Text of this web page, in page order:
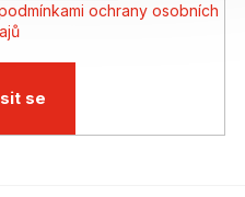
ochrany osobních
se